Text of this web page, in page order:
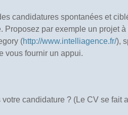
candidatures spontanées et
Proposez par exemple un projet
(http://www.intelliagence.fr/),
vous fournir un appui.
candidature ? (Le CV se fait